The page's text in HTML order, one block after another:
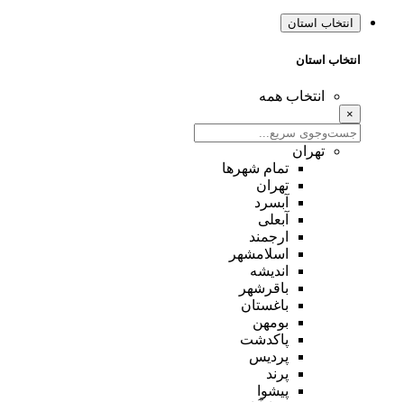
انتخاب استان
انتخاب استان
انتخاب همه
×
تهران
تمام شهر‌ها
تهران
آبسرد
آبعلی
ارجمند
اسلامشهر
اندیشه
باقرشهر
باغستان
بومهن
پاکدشت
پردیس
پرند
پیشوا